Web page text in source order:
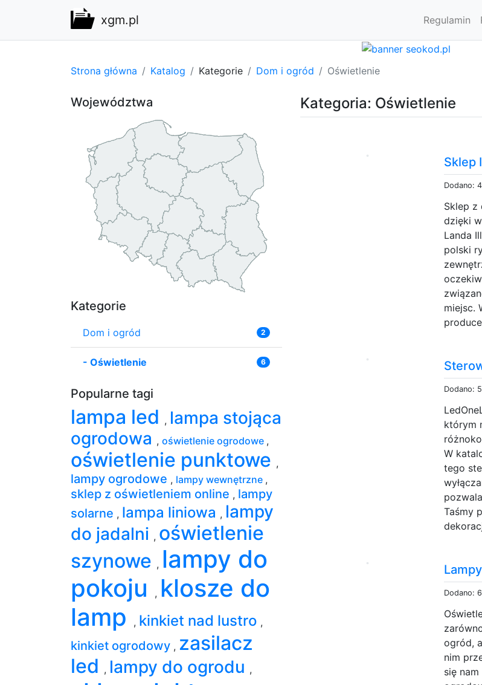
xgm.pl Regulamin
Strona główna Katalog Kategorie Dom i ogród Oświetlenie
Kategoria: Oświetlenie
Sklep
Dodano:
Sklep z
dzięki
Landa
polski
miejsc.
Dodano:
którym
W
tego
Taśmy
Dodano:
ogród,
nim
się
Województwa
Kategorie
Dom i ogród 2
- Oświetlenie 6
Popularne tagi
lampa led , lampa stojąca
ogrodowa , oświetlenie ogrodowe ,
oświetlenie punktowe ,
lampy ogrodowe , lampy wewnętrzne ,
sklep z oświetleniem online , lampy
solarne , lampa liniowa , lampy
do jadalni , oświetlenie
szynowe , lampy do
pokoju
, klosze do
lamp
, kinkiet nad lustro ,
kinkiet ogrodowy , zasilacz
led , lampy do ogrodu ,